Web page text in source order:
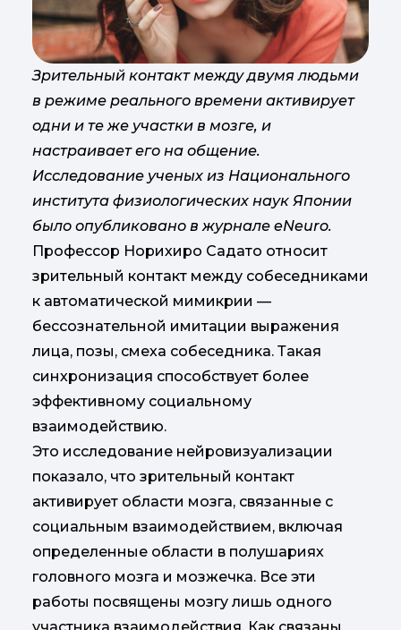
Зрительный контакт между двумя людьми
в режиме реального времени активирует
одни и те же участки в мозге, и
настраивает его на общение.
Исследование ученых из Национального
института физиологических наук Японии
было опубликовано в журнале eNeuro.
Профессор Норихиро Садато относит
зрительный контакт между собеседниками
к автоматической мимикрии —
бессознательной имитации выражения
лица, позы, смеха собеседника. Такая
синхронизация способствует более
эффективному социальному
взаимодействию.
Это исследование нейровизуализации
показало, что зрительный контакт
активирует области мозга, связанные с
социальным взаимодействием, включая
определенные области в полушариях
головного мозга и мозжечка. Все эти
работы посвящены мозгу лишь одного
участника взаимодействия. Как связаны